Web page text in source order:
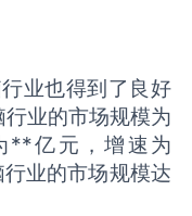
业也得到了良好
业的市场规模为
**亿元，增速为
业的市场规模达